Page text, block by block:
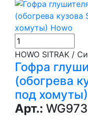
HOWO SITRAK /
Гофра
(обогрева
под
Арт.: